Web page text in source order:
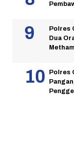
Polres
Dua
Polres